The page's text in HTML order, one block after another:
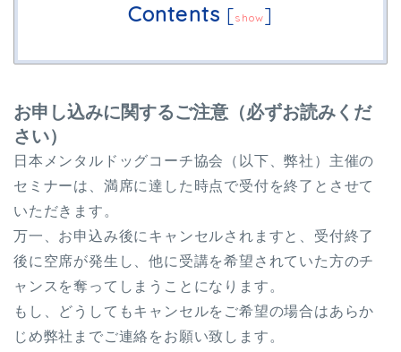
Contents [show]
お申し込みに関するご注意（必ずお読みくだ
さい）
日本メンタルドッグコーチ協会（以下、弊社）主催の
セミナーは、満席に達した時点で受付を終了とさせて
いただきます。
万一、お申込み後にキャンセルされますと、受付終了
後に空席が発生し、他に受講を希望されていた方のチ
ャンスを奪ってしまうことになります。
もし、どうしてもキャンセルをご希望の場合はあらか
じめ弊社までご連絡をお願い致します。